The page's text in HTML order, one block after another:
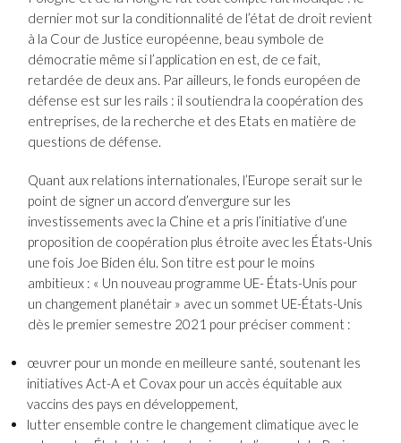
dernier mot sur la conditionnalité de l’état de droit revient
à la Cour de Justice européenne, beau symbole de
démocratie même si l’application en est, de ce fait,
retardée de deux ans. Par ailleurs, le fonds européen de
défense est sur les rails : il soutiendra la coopération des
entreprises, de la recherche et des Etats en matière de
questions de défense.
Quant aux relations internationales, l’Europe serait sur le
point de signer un accord d’envergure sur les
investissements avec la Chine et a pris l’initiative d’une
proposition de coopération plus étroite avec les États-Unis
une fois Joe Biden élu. Son titre est pour le moins
ambitieux : « Un nouveau programme UE- États-Unis pour
un changement planétair » avec un sommet UE-États-Unis
dès le premier semestre 2021 pour préciser comment :
œuvrer pour un monde en meilleure santé, soutenant les
initiatives Act-A et Covax pour un accès équitable aux
vaccins des pays en développement,
lutter ensemble contre le changement climatique avec le